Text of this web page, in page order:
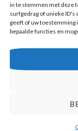
in te stemmen met deze
surfgedrag of unieke
geeft of uw toestemming
bepaalde functies en